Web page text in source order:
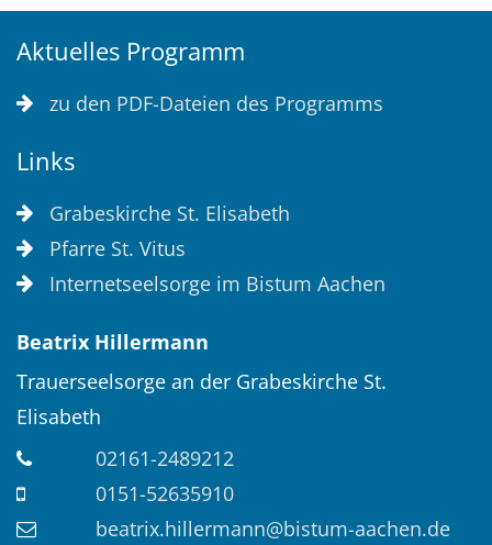
Aktuelles Programm
zu den PDF-Dateien des Programms
Links
Grabeskirche St. Elisabeth
Pfarre St. Vitus
Internetseelsorge im Bistum Aachen
Beatrix Hillermann
Trauerseelsorge an der Grabeskirche St.
Elisabeth
02161-2489212
0151-52635910
beatrix.hillermann@bistum-aachen.de